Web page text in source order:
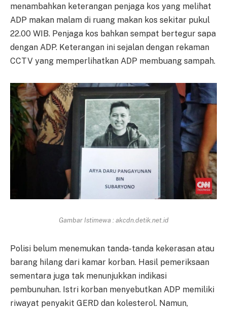
menambahkan keterangan penjaga kos yang melihat
ADP makan malam di ruang makan kos sekitar pukul
22.00 WIB. Penjaga kos bahkan sempat bertegur sapa
dengan ADP. Keterangan ini sejalan dengan rekaman
CCTV yang memperlihatkan ADP membuang sampah.
Gambar Istimewa : akcdn.detik.net.id
Polisi belum menemukan tanda-tanda kekerasan atau
barang hilang dari kamar korban. Hasil pemeriksaan
sementara juga tak menunjukkan indikasi
pembunuhan. Istri korban menyebutkan ADP memiliki
riwayat penyakit GERD dan kolesterol. Namun,